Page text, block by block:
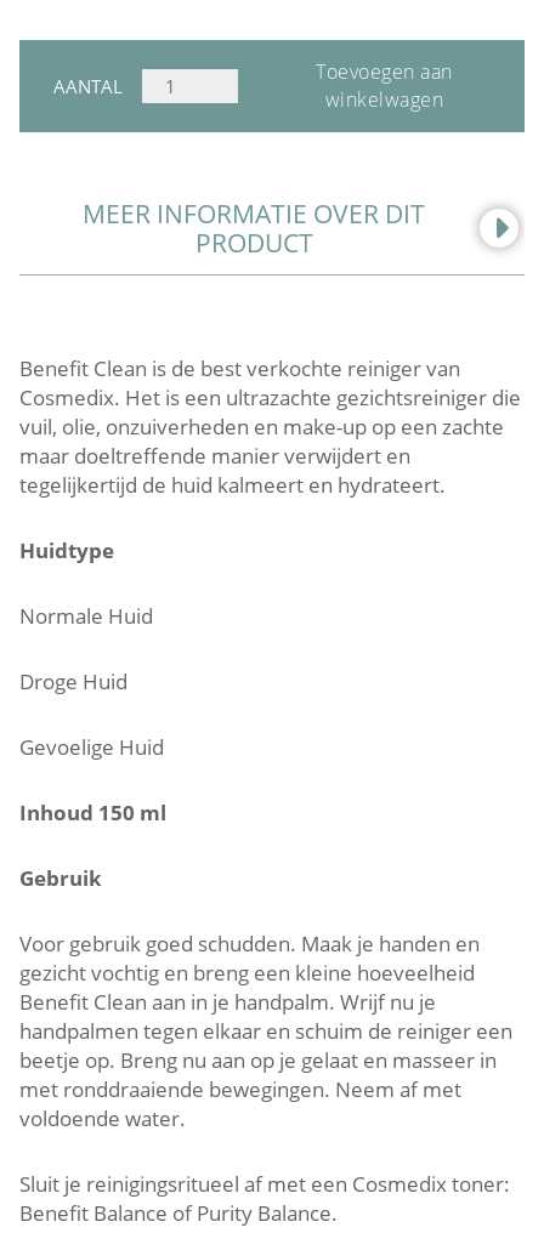
AANTAL
COSMEDIX
BENEFIT
CLEAN
Toevoegen aan
winkelwagen
MEER INFORMATIE OVER DIT
PRODUCT
Benefit Clean is de best verkochte reiniger van
Cosmedix. Het is een ultrazachte gezichtsreiniger die
vuil, olie, onzuiverheden en make-up op een zachte
maar doeltreffende manier verwijdert en
tegelijkertijd de huid kalmeert en hydrateert.
Huidtype
Normale Huid
Droge Huid
Gevoelige Huid
Inhoud 150 ml
Gebruik
Voor gebruik goed schudden. Maak je handen en
gezicht vochtig en breng een kleine hoeveelheid
Benefit Clean aan in je handpalm. Wrijf nu je
handpalmen tegen elkaar en schuim de reiniger een
beetje op. Breng nu aan op je gelaat en masseer in
met ronddraaiende bewegingen. Neem af met
voldoende water.
Sluit je reinigingsritueel af met een Cosmedix toner:
Benefit Balance of Purity Balance.